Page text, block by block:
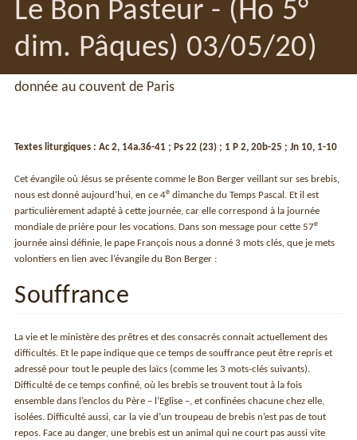
Le Bon Pasteur - (Ho 5°
dim. Pâques) 03/05/20)
donnée au couvent de Paris
Textes liturgiques : Ac 2, 14a.36-41 ; Ps 22 (23) ; 1 P 2, 20b-25 ; Jn 10, 1-10
Cet évangile où Jésus se présente comme le Bon Berger veillant sur ses brebis,
nous est donné aujourd’hui, en ce 4e dimanche du Temps Pascal. Et il est
particulièrement adapté à cette journée, car elle correspond à la journée
mondiale de prière pour les vocations. Dans son message pour cette 57e
journée ainsi définie, le pape François nous a donné 3 mots clés, que je mets
volontiers en lien avec l’évangile du Bon Berger :
Souffrance
La vie et le ministère des prêtres et des consacrés connait actuellement des
difficultés. Et le pape indique que ce temps de souffrance peut être repris et
adressé pour tout le peuple des laïcs (comme les 3 mots-clés suivants).
Difficulté de ce temps confiné, où les brebis se trouvent tout à la fois
ensemble dans l’enclos du Père – l’Eglise –, et confinées chacune chez elle,
isolées. Difficulté aussi, car la vie d’un troupeau de brebis n’est pas de tout
repos. Face au danger, une brebis est un animal qui ne court pas aussi vite